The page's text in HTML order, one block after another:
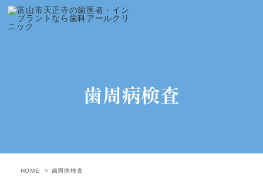
歯周病検査
HOME 歯周病検査